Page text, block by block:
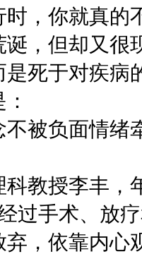
，你就真的
，但却又很
死于对疾病
不被负面情绪
科教授李丰
过手术、放
，依靠内心